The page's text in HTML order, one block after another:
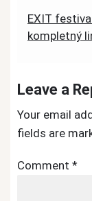
Post
EXIT
kompletný
Leave a
Your email
fields are
Comment *